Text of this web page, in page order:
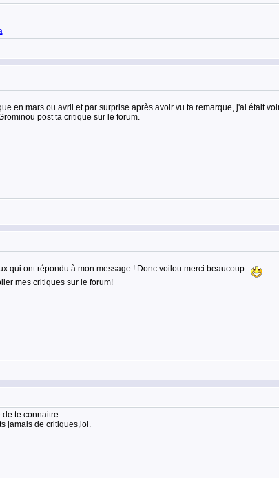
en mars ou avril et par surprise après avoir vu ta remarque, j'ai était
post ta critique sur le forum.
qui ont répondu à mon message ! Donc voilou merci beaucoup
mes critiques sur le forum!
te connaitre.
jamais de critiques,lol.